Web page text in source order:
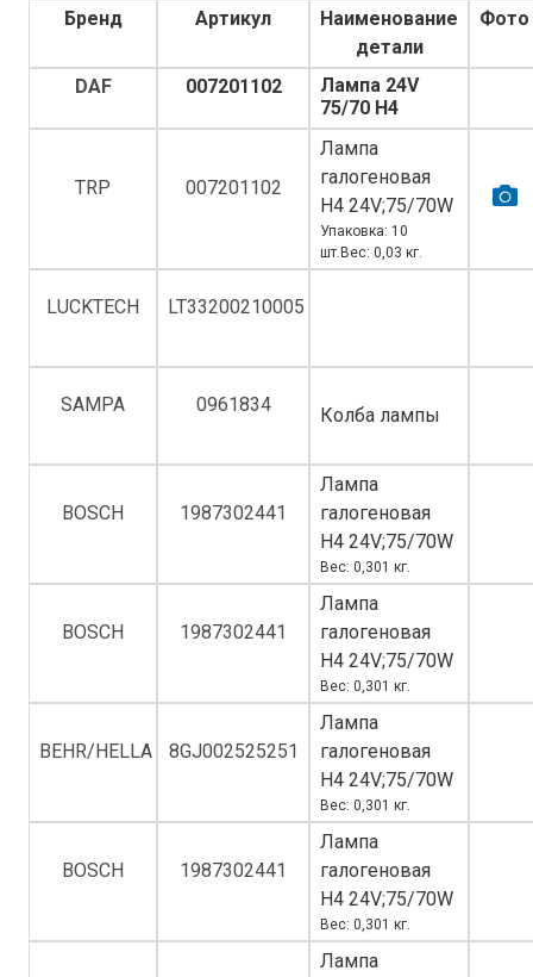
Бренд Артикул
Наименование
детали
Фото
DAF 007201102
Лампа 24V
75/70 Н4
TRP 007201102
Лампа
галогеновая
H4 24V;75/70W
Упаковка: 10
шт.Вес: 0,03 кг.
LUCKTECH LT33200210005
SAMPA 0961834 Колба лампы
BOSCH 1987302441
Лампа
галогеновая
H4 24V;75/70W
Вес: 0,301 кг.
BOSCH 1987302441
Лампа
галогеновая
H4 24V;75/70W
Вес: 0,301 кг.
BEHR/HELLA 8GJ002525251
Лампа
галогеновая
H4 24V;75/70W
Вес: 0,301 кг.
BOSCH 1987302441
Лампа
галогеновая
H4 24V;75/70W
Вес: 0,301 кг.
Лампа